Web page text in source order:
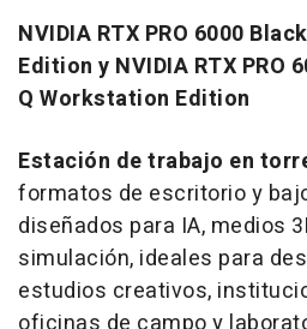
NVIDIA RTX PRO 6000
Edition y NVIDIA RTX PRO
Q Workstation Edition
Estación de trabajo en
formatos de escritorio y
diseñados para IA, medios
simulación, ideales para
estudios creativos,